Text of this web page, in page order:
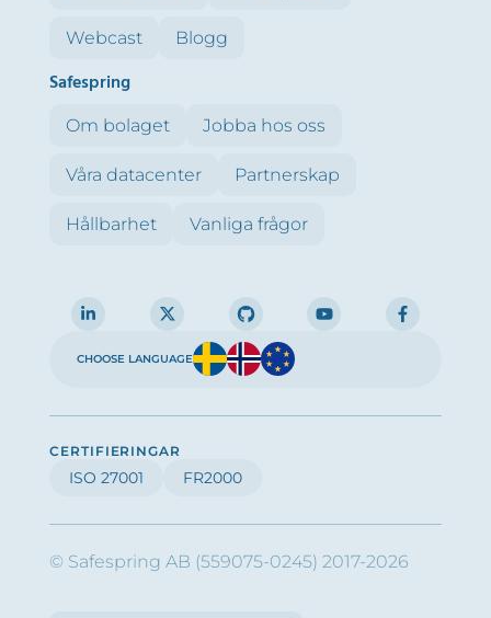
Webcast Blogg
Safespring
Om bolaget Jobba hos oss
Våra datacenter Partnerskap
Hållbarhet Vanliga frågor
CHOOSE LANGUAGE
CERTIFIERINGAR
ISO 27001 FR2000
© Safespring AB (559075-0245) 2017-2026